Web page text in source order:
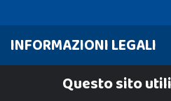
INFORMAZIONI LEGALI
Cookie PolicyQuesto sito